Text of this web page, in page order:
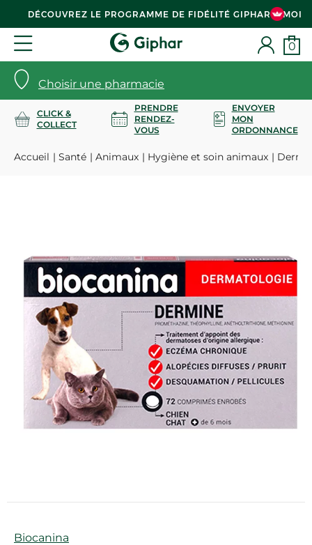
DÉCOUVREZ LE PROGRAMME DE FIDÉLITÉ GIPHAR & MOI
Choisir une pharmacie
0
CLICK &
COLLECT
PRENDRE
RENDEZ-
VOUS
ENVOYER
MON
ORDONNANCE
Accueil Santé Animaux Hygiène et soin animaux
Marque
Biocanina